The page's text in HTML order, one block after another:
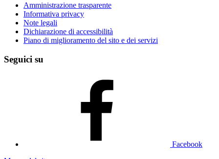
Amministrazione trasparente
Informativa privacy
Note legali
Dichiarazione di accessibilità
Piano di miglioramento del sito e dei servizi
Seguici su
Facebook